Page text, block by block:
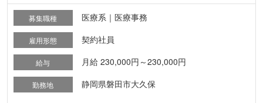
募集職種 医療系｜医療事務
雇用形態 契約社員
給与 月給 230,000円～230,000円
勤務地 静岡県磐田市大久保